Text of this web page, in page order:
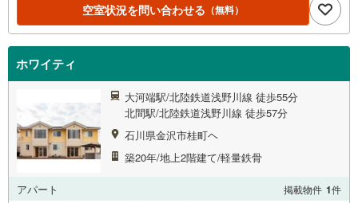
空室状況を問い合わせる （無料）
ホワイティ
大河端駅/北陸鉄道浅野川線 徒歩55分
北間駅/北陸鉄道浅野川線 徒歩57分
石川県金沢市桂町ヘ
築20年/地上2階建て/軽量鉄骨
アパート 掲載物件 1件